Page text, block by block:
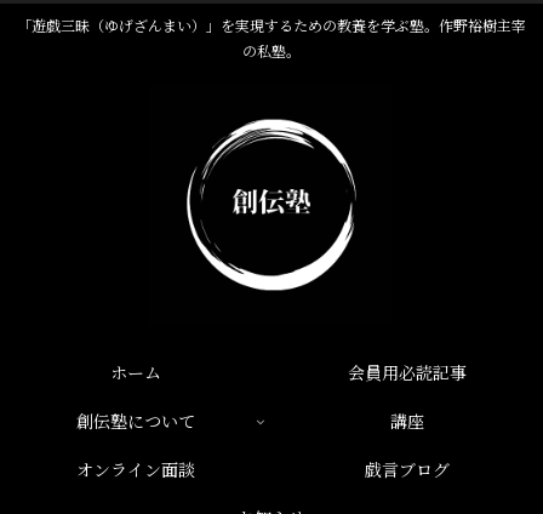
「遊戯三昧（ゆげざんまい）」を実現するための教養を学ぶ塾。作野裕樹主宰
の私塾。
ホーム
会員用必読記事
創伝塾について
講座
オンライン面談
戯言ブログ